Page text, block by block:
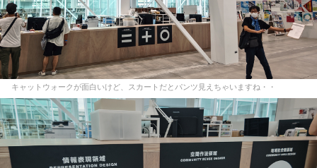
キャットウォークが面白いけど、スカートだとパンツ見えちゃいますね・・